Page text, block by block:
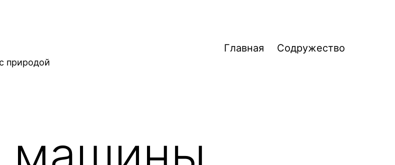
природой
Главная Содружество